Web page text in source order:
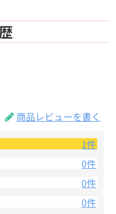
商品レビューを書く
1件
0件
0件
0件